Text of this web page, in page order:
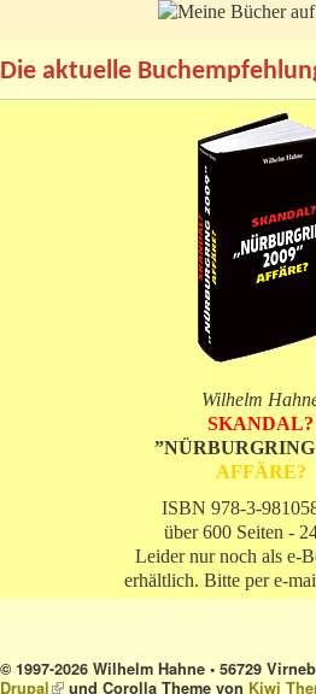
Die aktuelle
Wilhelm
SKANDAL?
”NÜRBURGRING
AFFÄRE?
ISBN 978-3-
über 600 Seiten -
Leider nur noch als e-
erhältlich. Bitte per e-
© 1997-2026 Wilhelm Hahne • 56729
Drupal(link is external)
und Corolla Theme von Kiwi